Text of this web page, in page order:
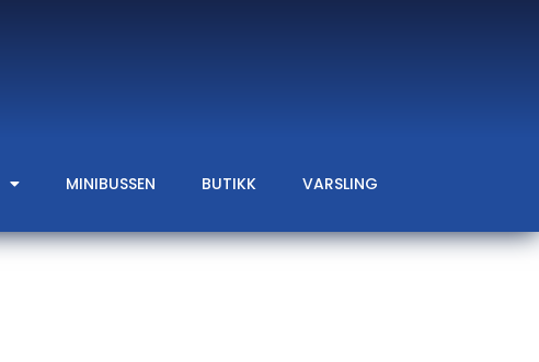
MINIBUSSEN BUTIKK VARSLING